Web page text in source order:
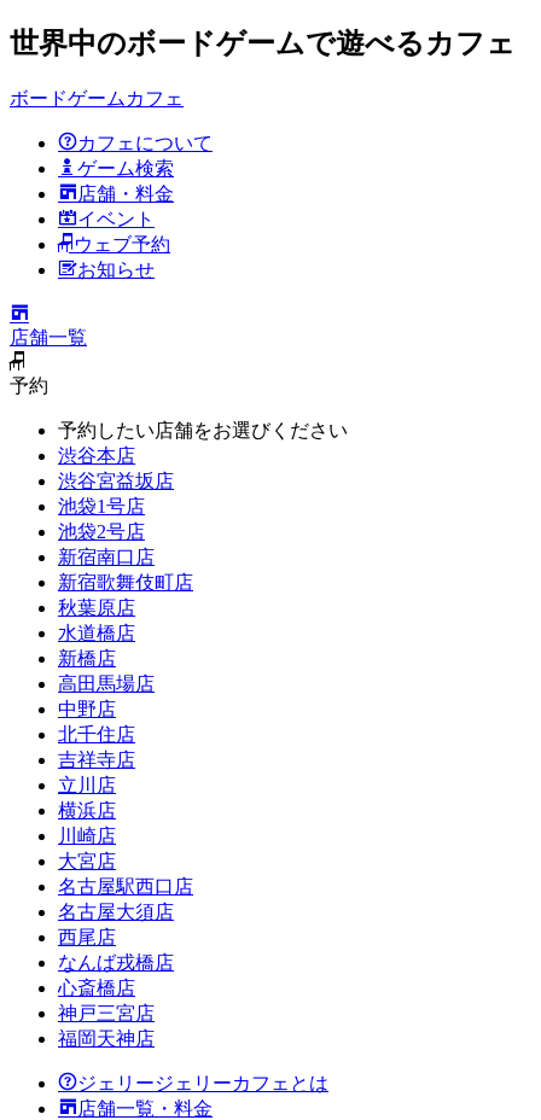
世界中のボードゲームで遊べるカフェ
ボードゲームカフェ
カフェについて
ゲーム検索
店舗・料金
イベント
ウェブ予約
お知らせ
店舗一覧
予約
予約したい店舗をお選びください
渋谷本店
渋谷宮益坂店
池袋1号店
池袋2号店
新宿南口店
新宿歌舞伎町店
秋葉原店
水道橋店
新橋店
高田馬場店
中野店
北千住店
吉祥寺店
立川店
横浜店
川崎店
大宮店
名古屋駅西口店
名古屋大須店
西尾店
なんば戎橋店
心斎橋店
神戸三宮店
福岡天神店
ジェリージェリーカフェとは
店舗一覧・料金